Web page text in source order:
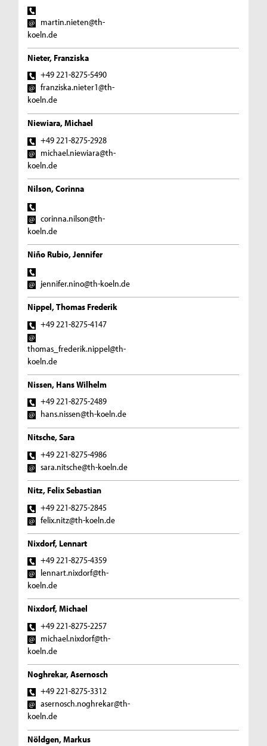
martin.nieten@th-
koeln.de
Nieter, Franziska
+49 221-8275-5490
franziska.nieter1@th-
koeln.de
Niewiara, Michael
+49 221-8275-2928
michael.niewiara@th-
koeln.de
Nilson, Corinna
corinna.nilson@th-
koeln.de
Niño Rubio, Jennifer
jennifer.nino@th-koeln.de
Nippel, Thomas Frederik
+49 221-8275-4147
thomas_frederik.nippel@th-
koeln.de
Nissen, Hans Wilhelm
+49 221-8275-2489
hans.nissen@th-koeln.de
Nitsche, Sara
+49 221-8275-4986
sara.nitsche@th-koeln.de
Nitz, Felix Sebastian
+49 221-8275-2845
felix.nitz@th-koeln.de
Nixdorf, Lennart
+49 221-8275-4359
lennart.nixdorf@th-
koeln.de
Nixdorf, Michael
+49 221-8275-2257
michael.nixdorf@th-
koeln.de
Noghrekar, Asernosch
+49 221-8275-3312
asernosch.noghrekar@th-
koeln.de
Nöldgen, Markus